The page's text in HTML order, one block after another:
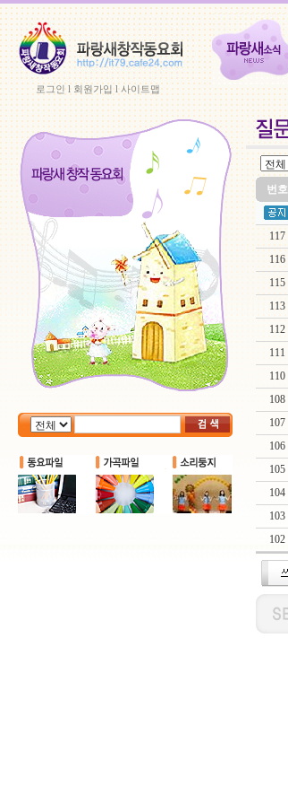
로그인l 회원가입l사이트맵
번호
117
116
115
113
112
111
110
108
107
106
105
104
103
102